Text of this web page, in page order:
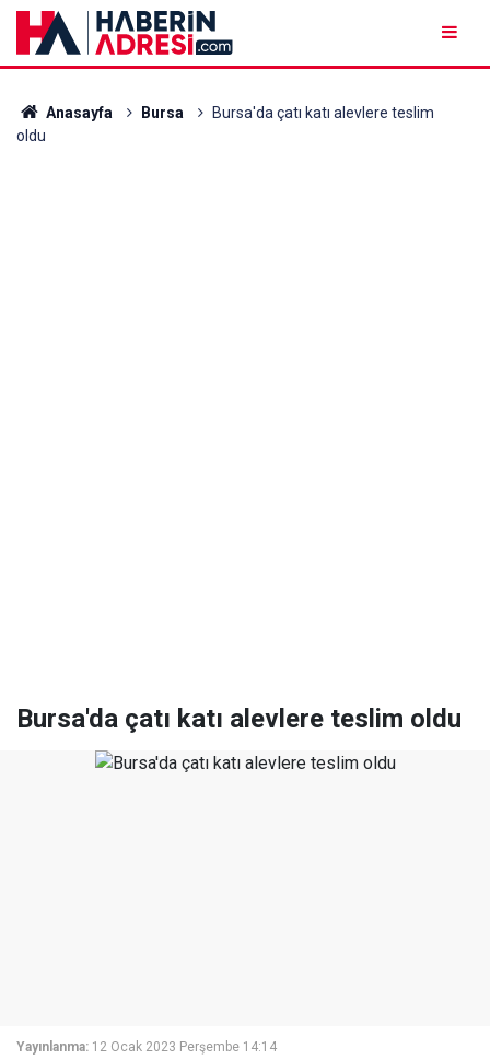
Anasayfa Bursa
Bursa'da çatı katı alevlere teslim
oldu
Bursa'da çatı katı alevlere teslim oldu
Yayınlanma: 12 Ocak 2023 Perşembe 14:14